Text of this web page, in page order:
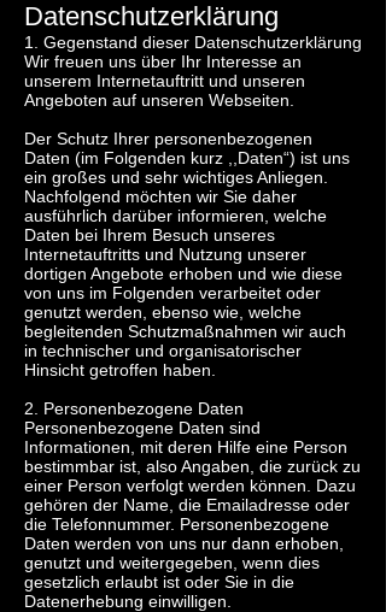
Datenschutzerklärung
1. Gegenstand dieser Datenschutzerklärung
Wir freuen uns über Ihr Interesse an
unserem Internetauftritt und unseren
Angeboten auf unseren Webseiten.
Der Schutz Ihrer personenbezogenen
Daten (im Folgenden kurz ,,Daten“) ist uns
ein großes und sehr wichtiges Anliegen.
Nachfolgend möchten wir Sie daher
ausführlich darüber informieren, welche
Daten bei Ihrem Besuch unseres
Internetauftritts und Nutzung unserer
dortigen Angebote erhoben und wie diese
von uns im Folgenden verarbeitet oder
genutzt werden, ebenso wie, welche
begleitenden Schutzmaßnahmen wir auch
in technischer und organisatorischer
Hinsicht getroffen haben.
2. Personenbezogene Daten
Personenbezogene Daten sind
Informationen, mit deren Hilfe eine Person
bestimmbar ist, also Angaben, die zurück zu
einer Person verfolgt werden können. Dazu
gehören der Name, die Emailadresse oder
die Telefonnummer. Personenbezogene
Daten werden von uns nur dann erhoben,
genutzt und weitergegeben, wenn dies
gesetzlich erlaubt ist oder Sie in die
Datenerhebung einwilligen.